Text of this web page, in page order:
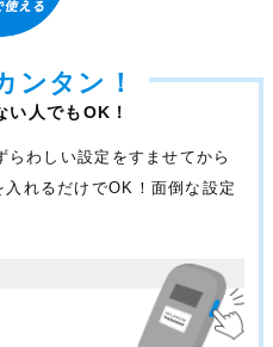
ンタン！
い人でもOK！
らわしい設定をすませてから
れるだけでOK！面倒な設定